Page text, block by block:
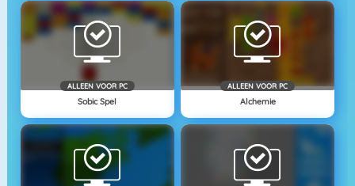
ALLEEN VOOR PC
Sobic Spel
ALLEEN VOOR PC
Alchemie